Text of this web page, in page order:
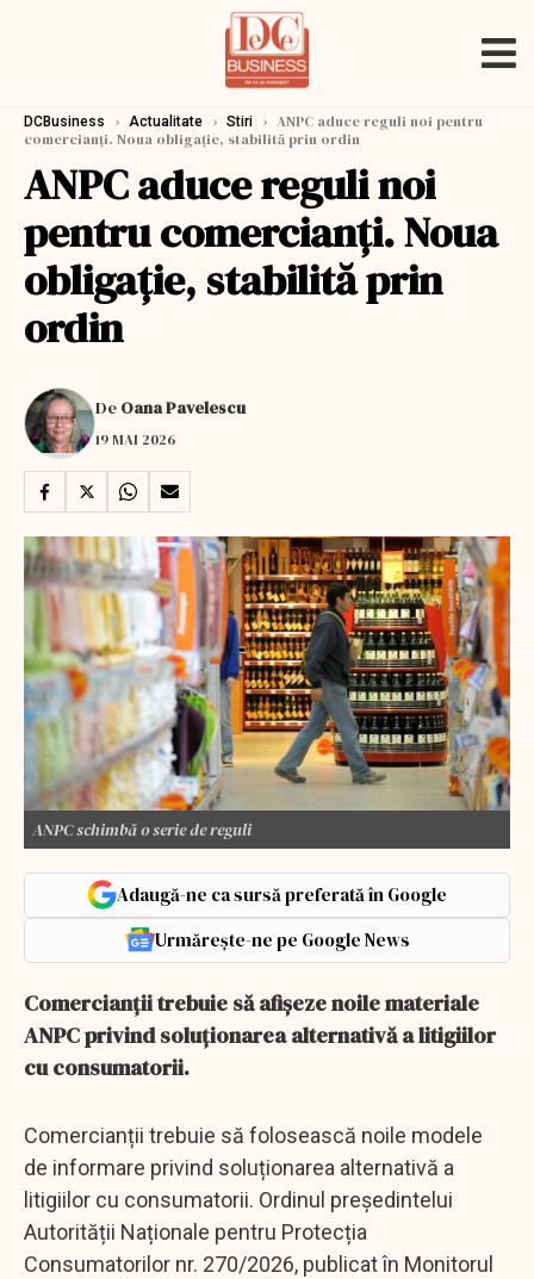
DCBusiness › Actualitate › Stiri › ANPC aduce reguli noi pentru
comercianți. Noua obligație, stabilită prin ordin
ANPC aduce reguli noi
pentru comercianți. Noua
obligație, stabilită prin
ordin
De Oana Pavelescu
19 MAI 2026
ANPC schimbă o serie de reguli
Adaugă-ne ca sursă preferată în Google
Urmărește-ne pe Google News
Comercianții trebuie să afișeze noile materiale
ANPC privind soluționarea alternativă a litigiilor
cu consumatorii.
Comercianții trebuie să folosească noile modele
de informare privind soluționarea alternativă a
litigiilor cu consumatorii. Ordinul președintelui
Autorității Naționale pentru Protecția
Consumatorilor nr. 270/2026, publicat în Monitorul